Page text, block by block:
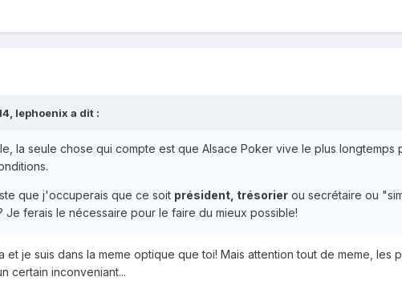
lephoenix a dit :
la seule chose qui compte est que Alsace Poker vive le plus longtemps
que j'occuperais que ce soit président, trésorier ou secrétaire ou
Je ferais le nécessaire pour le faire du mieux possible!
et je suis dans la meme optique que toi! Mais attention tout de meme, les
certain inconveniant...